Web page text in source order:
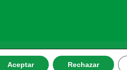
Aceptar Rechazar